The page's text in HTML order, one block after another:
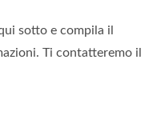
sotto e compila il
Ti contatteremo il